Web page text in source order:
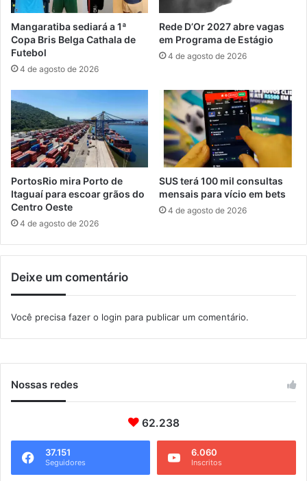
t
r
i
p
a
r
a
M
u
l
h
e
r
e
o
o
v
a
r
a
d
a
L
G
B
T
Q
+
n
U
R
J
Mangaratiba sediará a 1ª
Copa Bris Belga Cathala de
Futebol
4 de agosto de 2026
Rede D’Or 2027 abre vagas
em Programa de Estágio
4 de agosto de 2026
PortosRio mira Porto de
Itaguaí para escoar grãos do
Centro Oeste
4 de agosto de 2026
SUS terá 100 mil consultas
mensais para vício em bets
4 de agosto de 2026
Deixe um comentário
Você precisa fazer o login para publicar um comentário.
Nossas redes
62.238
37.151
Seguidores
6.060
Inscritos